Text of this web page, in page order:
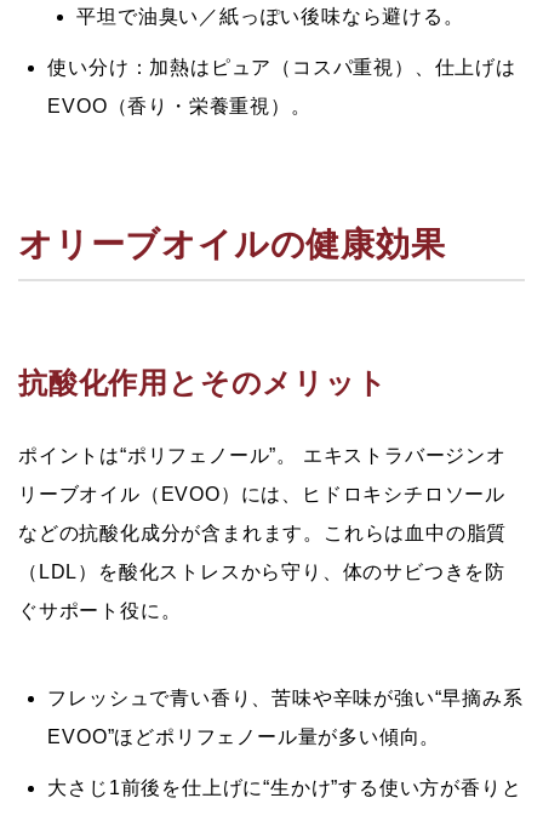
平坦で油臭い／紙っぽい後味なら避ける。
使い分け： 加熱はピュア（コスパ重視）、仕上げは
EVOO（香り・栄養重視）。
オリーブオイルの健康効果
抗酸化作用とそのメリット
ポイントは“ポリフェノール”。
エキストラバージンオ
リーブオイル（EVOO）には、ヒドロキシチロソール
などの抗酸化成分が含まれます。これらは血中の脂質
（LDL）を酸化ストレスから守り、体のサビつきを防
ぐサポート役に。
フレッシュで青い香り、苦味や辛味が強い“早摘み系
EVOO”ほどポリフェノール量が多い傾向。
大さじ1前後を仕上げに“生かけ”する使い方が香りと